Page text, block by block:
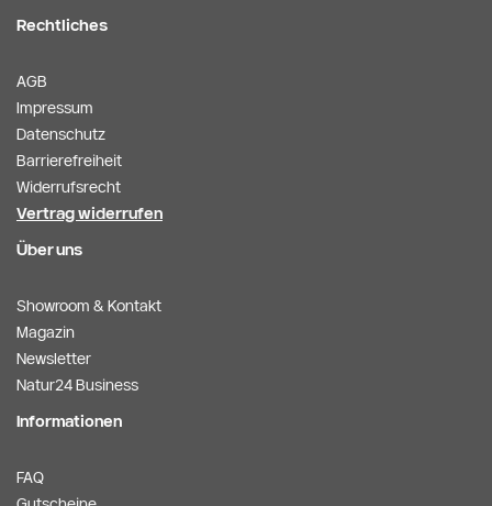
Rechtliches
AGB
Impressum
Datenschutz
Barrierefreiheit
Widerrufsrecht
Vertrag widerrufen
Über uns
Showroom & Kontakt
Magazin
Newsletter
Natur24 Business
Informationen
FAQ